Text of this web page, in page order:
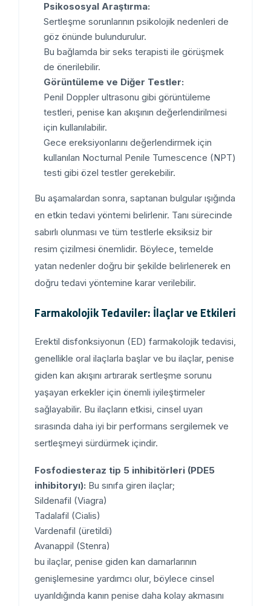
Psikososyal Araştırma:
Sertleşme sorunlarının psikolojik nedenleri de
göz önünde bulundurulur.
Bu bağlamda bir seks terapisti ile görüşmek
de önerilebilir.
Görüntüleme ve Diğer Testler:
Penil Doppler ultrasonu gibi görüntüleme
testleri, penise kan akışının değerlendirilmesi
için kullanılabilir.
Gece ereksiyonlarını değerlendirmek için
kullanılan Nocturnal Penile Tumescence (NPT)
testi gibi özel testler gerekebilir.
Bu aşamalardan sonra, saptanan bulgular ışığında
en etkin tedavi yöntemi belirlenir. Tanı sürecinde
sabırlı olunması ve tüm testlerle eksiksiz bir
resim çizilmesi önemlidir. Böylece, temelde
yatan nedenler doğru bir şekilde belirlenerek en
doğru tedavi yöntemine karar verilebilir.
Farmakolojik Tedaviler: İlaçlar ve Etkileri
Erektil disfonksiyonun (ED) farmakolojik tedavisi,
genellikle oral ilaçlarla başlar ve bu ilaçlar, penise
giden kan akışını artırarak sertleşme sorunu
yaşayan erkekler için önemli iyileştirmeler
sağlayabilir. Bu ilaçların etkisi, cinsel uyarı
sırasında daha iyi bir performans sergilemek ve
sertleşmeyi sürdürmek içindir.
Fosfodiesteraz tip 5 inhibitörleri (PDE5
inhibitoryı): Bu sınıfa giren ilaçlar;
Sildenafil (Viagra)
Tadalafil (Cialis)
Vardenafil (üretildi)
Avanappil (Stenra)
bu ilaçlar, penise giden kan damarlarının
genişlemesine yardımcı olur, böylece cinsel
uyarıldığında kanın penise daha kolay akmasını